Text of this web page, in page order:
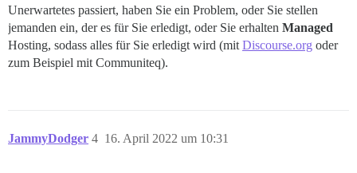
Unerwartetes passiert, haben Sie ein Problem, oder Sie stellen
jemanden ein, der es für Sie erledigt, oder Sie erhalten Managed
Hosting, sodass alles für Sie erledigt wird (mit Discourse.org oder
zum Beispiel mit Communiteq).
JammyDodger 16. April 2022 um 10:31
4